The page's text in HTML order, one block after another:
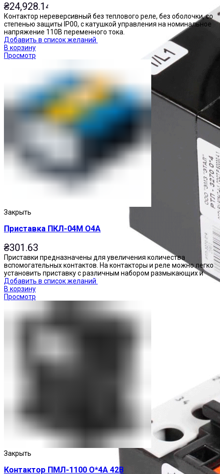
Реле тепловые
₴24,928.14
Контактор нереверсивный без теплового реле, без оболочки, со
степенью защиты IP00, с катушкой управления на номинальное
напряжение 110В переменного тока.
Добавить в список желаний
В корзину
Просмотр
Закрыть
Приставка ПКЛ-04М О4А
₴301.63
Приставки предназначены для увеличения количества
вспомогательных контактов. На контакторы и реле можно легко
установить приставку с различным набором размыкающих и
Добавить в список желаний
В корзину
Просмотр
Закрыть
Контактор ПМЛ-1100 О*4А 42В